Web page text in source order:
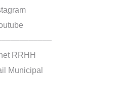
RRHH
Municipal